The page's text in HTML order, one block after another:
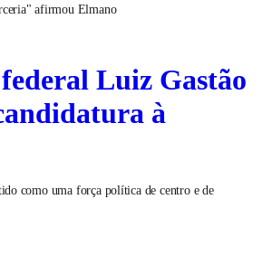
afirmou Elmano
Luiz Gastão
à
como uma força política de centro e de